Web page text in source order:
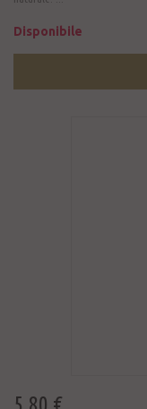
Disponibile